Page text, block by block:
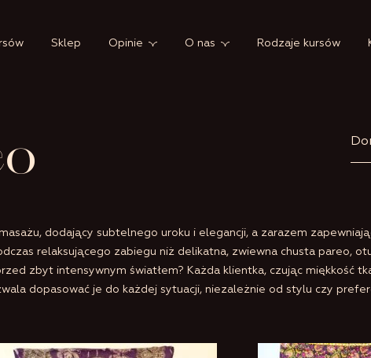
Sklep Opinie O nas Rodzaje kursów
dodający subtelnego uroku i elegancji, a zarazem
relaksującego zabiegu niż delikatna, zwiewna chusta pareo,
zbyt intensywnym światłem? Każda klientka, czując miękkość
dopasować je do każdej sytuacji, niezależnie od stylu czy